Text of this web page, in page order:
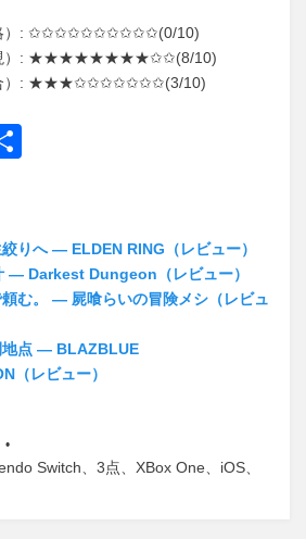
略）: ✩✩✩✩✩✩✩✩✩✩(0/10)
現）: ★★★★★★★★✩✩(8/10)
合）: ★★★✩✩✩✩✩✩✩(3/10)
りへ ― ELDEN RING（レビュー）
― Darkest Dungeon（レビュー）
む。 ― 屍喰らいの冒険メシ（レビュ
地点 ― BLAZBLUE
（レビュー）
Switch 3点 XBox One iOS